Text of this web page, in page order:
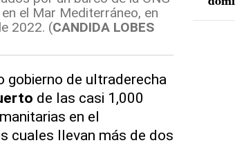
el Mar Mediterráneo, en
2022. (CANDIDA LOBES
gobierno de ultraderecha
de las casi 1,000
en el
cuales llevan más de dos